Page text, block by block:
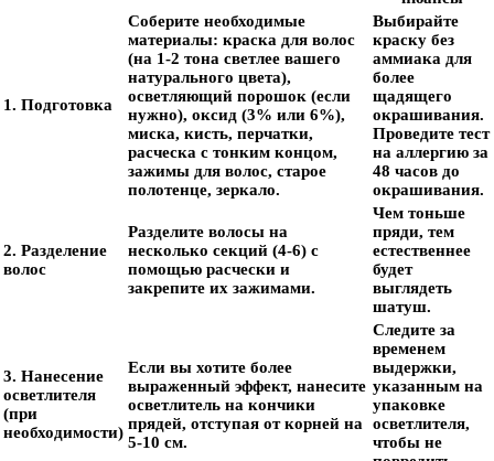
1. Подготовка
Соберите необходимые
материалы: краска для волос
(на 1-2 тона светлее вашего
натурального цвета),
осветляющий порошок (если
нужно), оксид (3% или 6%),
миска, кисть, перчатки,
расческа с тонким концом,
зажимы для волос, старое
полотенце, зеркало.
Выбирайте
краску без
аммиака для
более
щадящего
окрашивания.
Проведите тест
на аллергию за
48 часов до
окрашивания.
2. Разделение
волос
Разделите волосы на
несколько секций (4-6) с
помощью расчески и
закрепите их зажимами.
Чем тоньше
пряди, тем
естественнее
будет
выглядеть
шатуш.
3. Нанесение
осветлителя
(при
необходимости)
Если вы хотите более
выраженный эффект, нанесите
осветлитель на кончики
прядей, отступая от корней на
5-10 см.
Следите за
временем
выдержки,
указанным на
упаковке
осветлителя,
чтобы не